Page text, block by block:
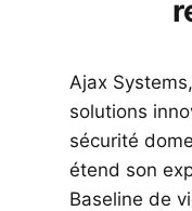
Ajax
solutions
sécurité
étend son
Baseline de